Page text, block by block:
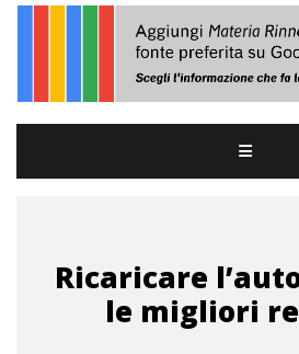
Ricaricare
le migliori